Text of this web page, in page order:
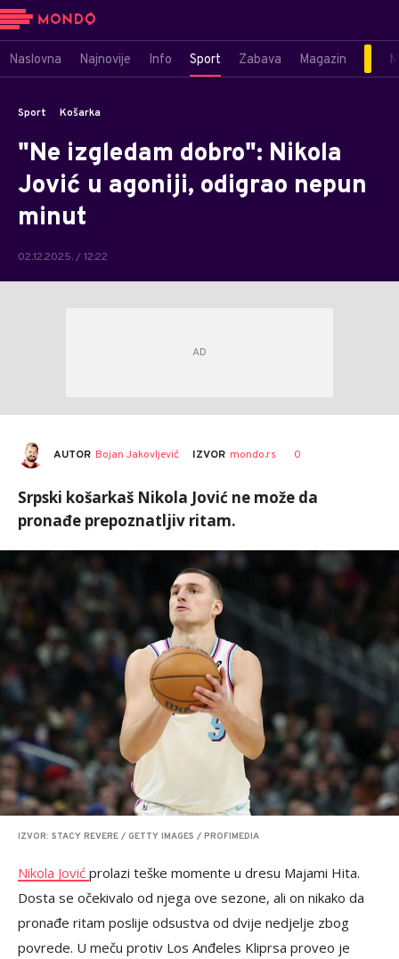
Naslovna Najnovije Info Sport Zabava Magazin
Sport Košarka
"Ne izgledam dobro": Nikola
Jović u agoniji, odigrao nepun
minut
02.12.2025. / 12:22
AUTOR Bojan Jakovljević IZVOR mondo.rs 0
Srpski košarkaš Nikola Jović ne može da
pronađe prepoznatljiv ritam.
IZVOR: STACY REVERE / GETTY IMAGES / PROFIMEDIA
Nikola Jović prolazi teške momente u dresu Majami Hita.
Dosta se očekivalo od njega ove sezone, ali on nikako da
pronađe ritam poslije odsustva od dvije nedjelje zbog
povrede. U meču protiv Los Anđeles Kliprsa proveo je